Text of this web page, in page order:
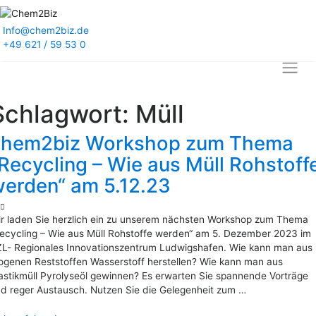
Info@chem2biz.de
+49 621 / 59 53 0
Müll
Workshop zum Thema
– Wie aus Müll
am 5.12.23
laden Sie herzlich ein zu unserem nächsten Workshop zum Thema
– Wie aus Müll Rohstoffe werden“ am 5. Dezember 2023 im
Regionales Innovationszentrum Ludwigshafen. Wie kann man aus
Reststoffen Wasserstoff herstellen? Wie kann man aus
Pyrolyseöl gewinnen? Es erwarten Sie spannende Vorträge
reger Austausch. Nutzen Sie die Gelegenheit zum …